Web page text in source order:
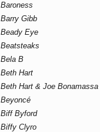
Baroness
Barry Gibb
Beady Eye
Beatsteaks
Bela B
Beth Hart
Beth Hart & Joe Bonamassa
Beyoncé
Biff Byford
Biffy Clyro